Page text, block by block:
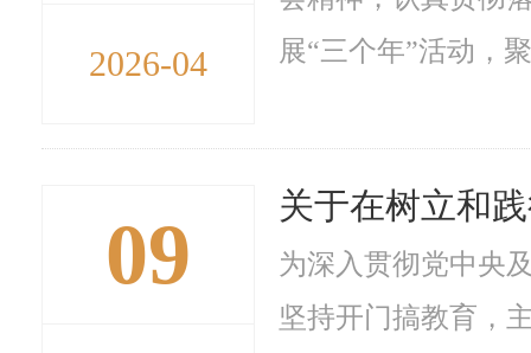
2026-04
展“三个年”活动，
09
关于在树立和
为深入贯彻党中央
坚持开门搞教育，